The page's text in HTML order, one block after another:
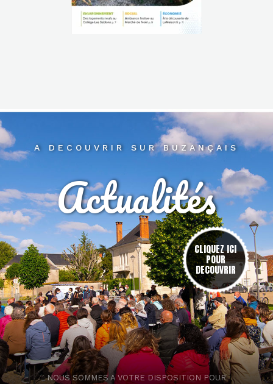
A DECOUVRIR SUR BUZANÇAIS
NOUS SOMMES A VOTRE DISPOSITION POUR
CLIQUEZ ICI
POUR
DECOUVRIR
Actualités